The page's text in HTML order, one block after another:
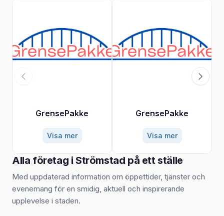
GrensePakke
Visa mer
GrensePakke
Visa mer
Alla företag i Strömstad på ett ställe
Med uppdaterad information om öppettider, tjänster och
evenemang för en smidig, aktuell och inspirerande
upplevelse i staden.